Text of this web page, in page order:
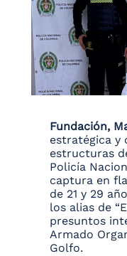
Fundación,
estratégica y
estructuras
Policía
captura en
de 21 y 29
los alias de
presuntos
Armado
Golfo.